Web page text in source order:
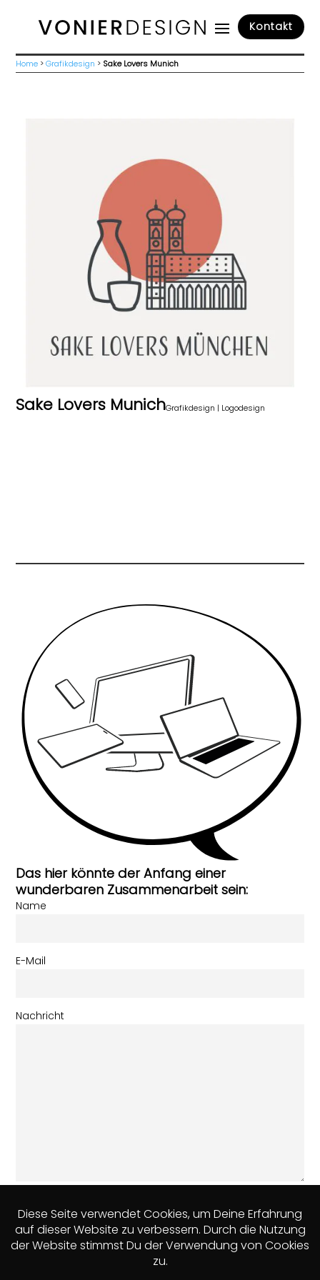
Kontakt
Home >Grafikdesign > Sake Lovers Munich
Sake Lovers MunichGrafikdesign | Logodesign
Das hier könnte der Anfang einer
wunderbaren Zusammenarbeit sein:
Name
E-Mail
Nachricht
Please
leave